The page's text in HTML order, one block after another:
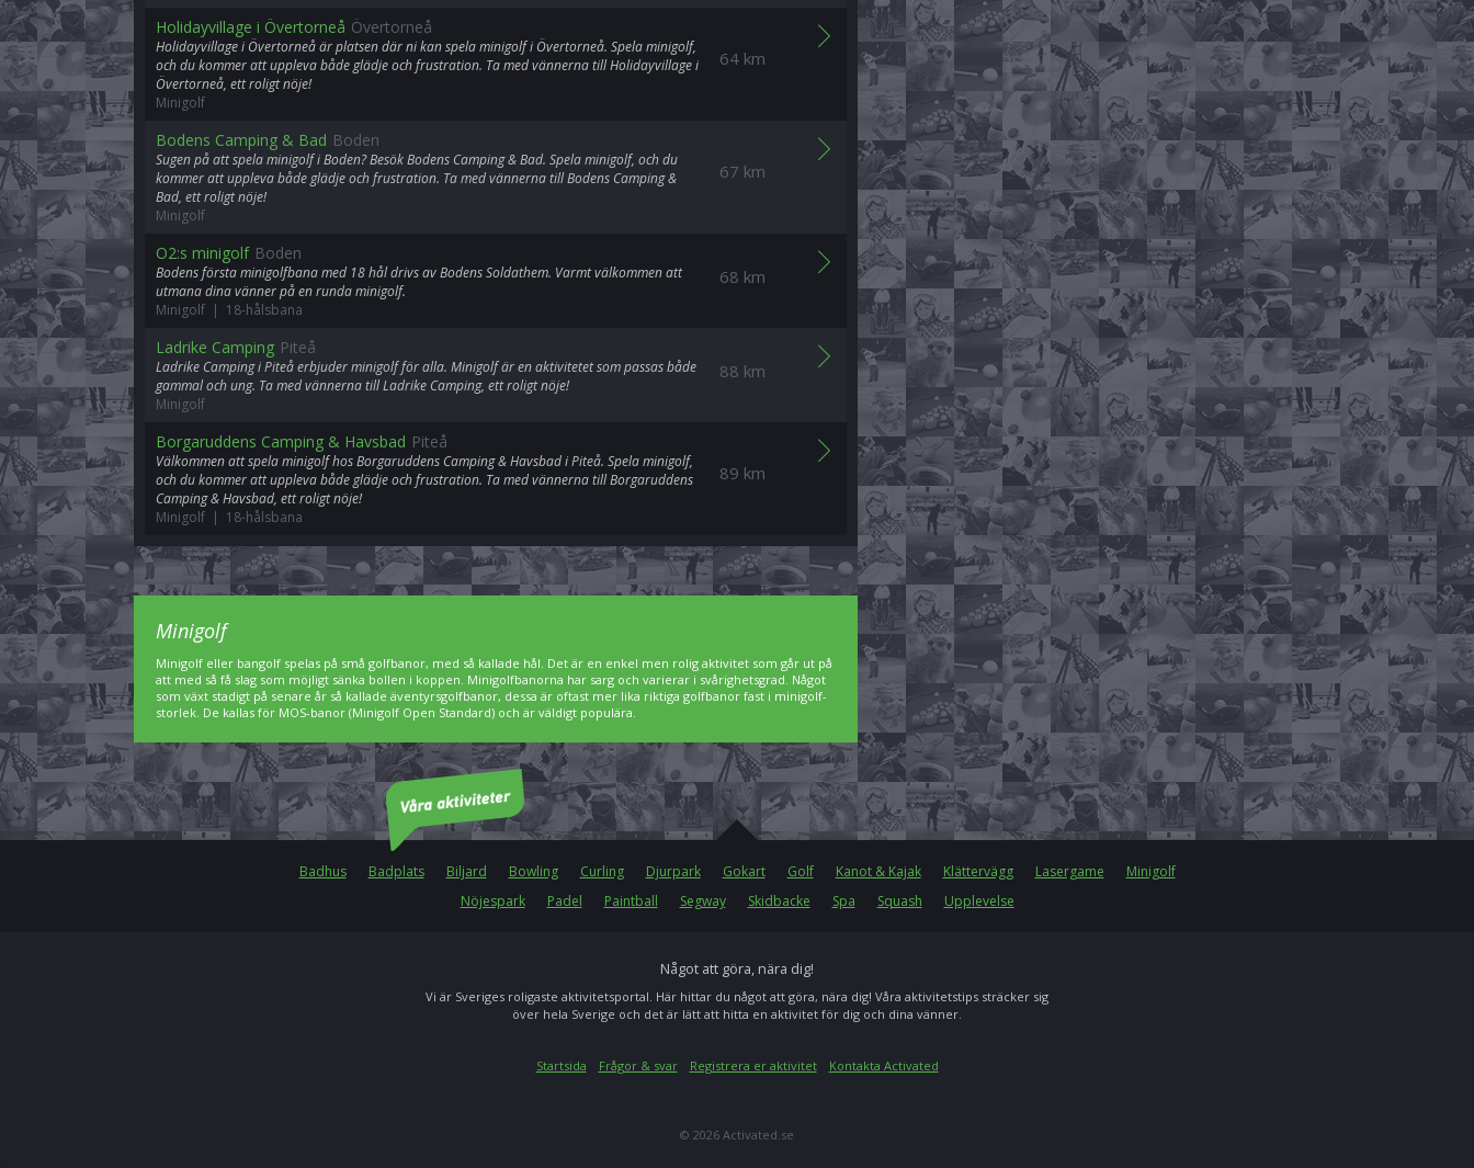
64 km
Holidayvillage i Övertorneå Övertorneå
Holidayvillage i Övertorneå är platsen där ni kan spela minigolf i Övertorneå. Spela minigolf,
och du kommer att uppleva både glädje och frustration. Ta med vännerna till Holidayvillage i
Övertorneå, ett roligt nöje!
Minigolf
67 km
Bodens Camping & Bad Boden
Sugen på att spela minigolf i Boden? Besök Bodens Camping & Bad. Spela minigolf, och du
kommer att uppleva både glädje och frustration. Ta med vännerna till Bodens Camping &
Bad, ett roligt nöje!
Minigolf
68 km
O2:s minigolf Boden
Bodens första minigolfbana med 18 hål drivs av Bodens Soldathem. Varmt välkommen att
utmana dina vänner på en runda minigolf.
Minigolf | 18-hålsbana
88 km
Ladrike Camping Piteå
Ladrike Camping i Piteå erbjuder minigolf för alla. Minigolf är en aktivitetet som passas både
gammal och ung. Ta med vännerna till Ladrike Camping, ett roligt nöje!
Minigolf
89 km
Borgaruddens Camping & Havsbad Piteå
Välkommen att spela minigolf hos Borgaruddens Camping & Havsbad i Piteå. Spela minigolf,
och du kommer att uppleva både glädje och frustration. Ta med vännerna till Borgaruddens
Camping & Havsbad, ett roligt nöje!
Minigolf | 18-hålsbana
Minigolf
Minigolf eller bangolf spelas på små golfbanor, med så kallade hål. Det är en enkel men rolig aktivitet som går ut på
att med så få slag som möjligt sänka bollen i koppen. Minigolfbanorna har sarg och varierar i svårighetsgrad. Något
som växt stadigt på senare år så kallade äventyrsgolfbanor, dessa är oftast mer lika riktiga golfbanor fast i minigolf-
storlek. De kallas för MOS-banor (Minigolf Open Standard) och är väldigt populära.
Badhus Badplats Biljard Bowling Curling Djurpark Gokart Golf Kanot & Kajak Klättervägg Lasergame
Minigolf
Nöjespark
Padel Paintball Segway Skidbacke Spa Squash Upplevelse
Något att göra, nära dig!
Vi är Sveriges roligaste aktivitetsportal. Här hittar du något att göra, nära dig! Våra aktivitetstips sträcker sig
över hela Sverige och det är lätt att hitta en aktivitet för dig och dina vänner.
Startsida Frågor & svar Registrera er aktivitet Kontakta Activated
© 2026 Activated.se